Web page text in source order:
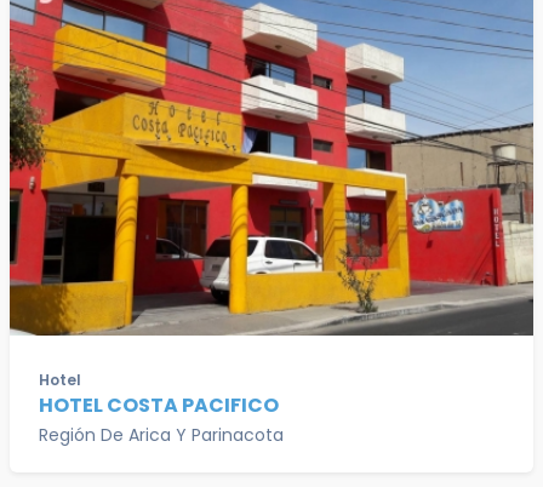
Hotel
HOTEL COSTA PACIFICO
Región De Arica Y Parinacota